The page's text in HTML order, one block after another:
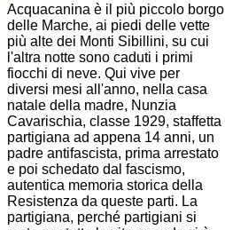
Acquacanina è il più piccolo borgo
delle Marche, ai piedi delle vette
più alte dei Monti Sibillini, su cui
l'altra notte sono caduti i primi
fiocchi di neve. Qui vive per
diversi mesi all'anno, nella casa
natale della madre, Nunzia
Cavarischia, classe 1929, staffetta
partigiana ad appena 14 anni, un
padre antifascista, prima arrestato
e poi schedato dal fascismo,
autentica memoria storica della
Resistenza da queste parti. La
partigiana, perché partigiani si